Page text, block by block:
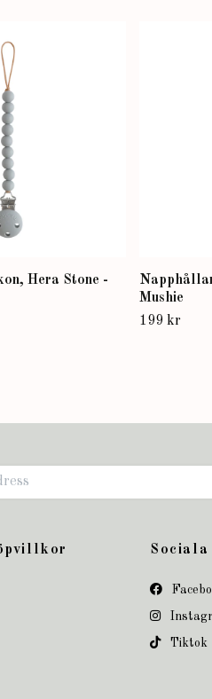
Hera Stone -
Mushie
199 kr
Sociala
Tiktok